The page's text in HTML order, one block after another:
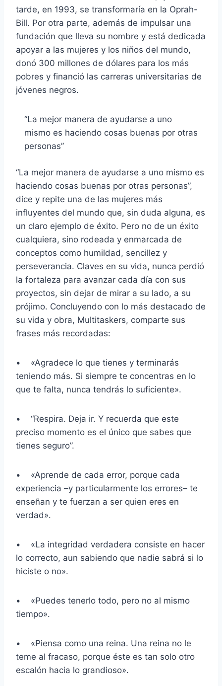
tarde, en 1993, se transformaría en la Oprah-
Bill. Por otra parte, además de impulsar una
fundación que lleva su nombre y está dedicada
apoyar a las mujeres y los niños del mundo,
donó 300 millones de dólares para los más
pobres y financió las carreras universitarias de
jóvenes negros.
“La mejor manera de ayudarse a uno
mismo es haciendo cosas buenas por otras
personas”
“La mejor manera de ayudarse a uno mismo es
haciendo cosas buenas por otras personas”,
dice y repite una de las mujeres más
influyentes del mundo que, sin duda alguna, es
un claro ejemplo de éxito. Pero no de un éxito
cualquiera, sino rodeada y enmarcada de
conceptos como humildad, sencillez y
perseverancia. Claves en su vida, nunca perdió
la fortaleza para avanzar cada día con sus
proyectos, sin dejar de mirar a su lado, a su
prójimo. Concluyendo con lo más destacado de
su vida y obra, Multitaskers, comparte sus
frases más recordadas:
• «Agradece lo que tienes y terminarás
teniendo más. Si siempre te concentras en lo
que te falta, nunca tendrás lo suficiente».
• “Respira. Deja ir. Y recuerda que este
preciso momento es el único que sabes que
tienes seguro”.
• «Aprende de cada error, porque cada
experiencia –y particularmente los errores– te
enseñan y te fuerzan a ser quien eres en
verdad».
• «La integridad verdadera consiste en hacer
lo correcto, aun sabiendo que nadie sabrá si lo
hiciste o no».
• «Puedes tenerlo todo, pero no al mismo
tiempo».
• «Piensa como una reina. Una reina no le
teme al fracaso, porque éste es tan solo otro
escalón hacia lo grandioso».